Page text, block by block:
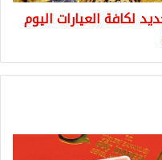
لكافة العيارات اليوم